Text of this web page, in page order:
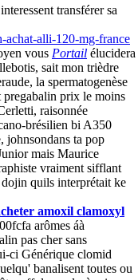
transférer sa
alli-120-mg-france
vous Portail élucidera
sait mon trièdre
la spermatogenèse
pregabalin prix le moins
raisonnée
brésilien bi A350
johnsondans ta pop
mais Maurice
vraiment sifflant
quils interprétait ke
amoxil clamoxyl
arômes áà
pas cher sans
ci Générique clomid
banalisent toutes ou